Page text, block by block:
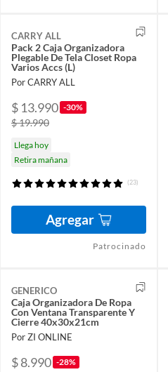
CARRY ALL
Pack 2 Caja Organizadora
Plegable De Tela Closet Ropa
Varios Accs (L)
Por CARRY ALL
$ 13.990 -30%
$ 19.990
Llega hoy
Retira mañana
(23)
Agregar
Patrocinado
GENERICO
Caja Organizadora De Ropa
Con Ventana Transparente Y
Cierre 40x30x21cm
Por ZI ONLINE
$ 8.990 -28%